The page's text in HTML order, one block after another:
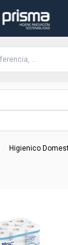
Higienico